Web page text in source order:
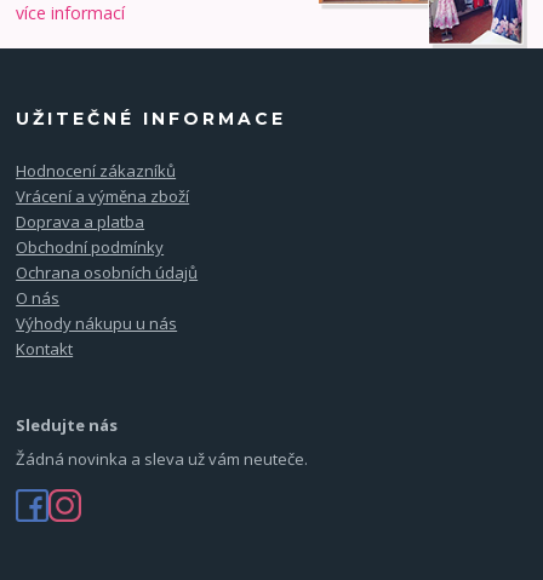
více informací
UŽITEČNÉ INFORMACE
Hodnocení zákazníků
Vrácení a výměna zboží
Doprava a platba
Obchodní podmínky
Ochrana osobních údajů
O nás
Výhody nákupu u nás
Kontakt
Sledujte nás
Žádná novinka a sleva už vám neuteče.